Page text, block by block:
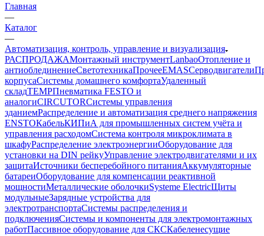
Главная
—
Каталог
—
Автоматизация, контроль, управление и визуализация
РАСПРОДАЖАМонтажный инструментLanbaoОтопление и
антиоблединениеСветотехникаПрочееEMASCерводвигатели
корпусаСистемы домашнего комфортаУдаленный
складTEMPПневматика FESTO и
аналогиCIRCUTORСистемы управления
зданиемРаспределение и автоматизация среднего напряжения
ENSTOКабельКИПиА для промышленных систем учёта и
управления расходомСистема контроля микроклимата в
шкафуРаспределение электроэнергииОборудование для
установки на DIN рейкуУправление электродвигателями и их
защитаИсточники бесперебойного питанияАккумуляторные
батареиОборудование для компенсации реактивной
мощностиМеталлические оболочкиSysteme ElectricЩиты
модульныеЗарядные устройства для
электротранспортаСистемы распределения и
подключенияСистемы и компоненты для электромонтажных
работПассивное оборудование для СКСКабеленесущие